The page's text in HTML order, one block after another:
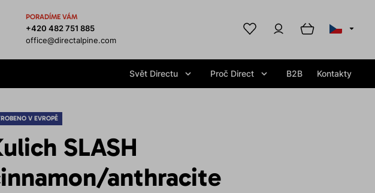
PORADÍME VÁM
+420 482 751 885
office@directalpine.com
Svět Directu Proč Direct B2B Kontakty
V EVROPĚ
SLASH
anthracite